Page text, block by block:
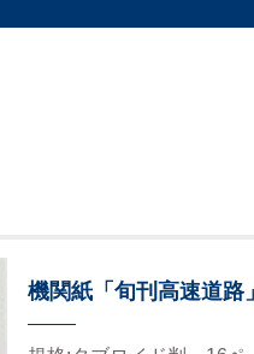
機関紙「旬刊高速道路